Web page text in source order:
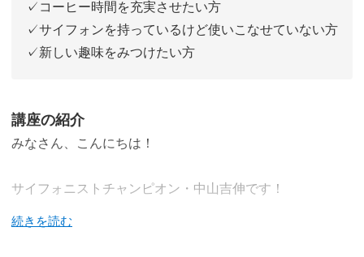
✓コーヒー時間を充実させたい方
✓サイフォンを持っているけど使いこなせていない方
✓新しい趣味をみつけたい方
講座の紹介
みなさん、こんにちは！
サイフォニストチャンピオン・中山吉伸です！
この講座では、サイフォンコーヒーの楽しみ方をみなさん